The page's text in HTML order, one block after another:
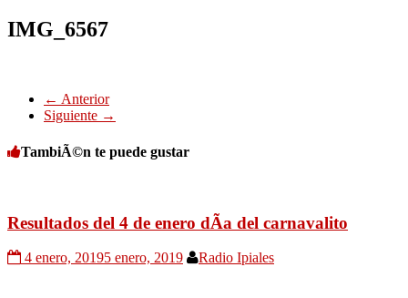
IMG_6567
← Anterior
Siguiente →
TambiÃ©n te puede gustar
Resultados del 4 de enero dÃ­a del carnavalito
4 enero, 20195 enero, 2019 Radio Ipiales